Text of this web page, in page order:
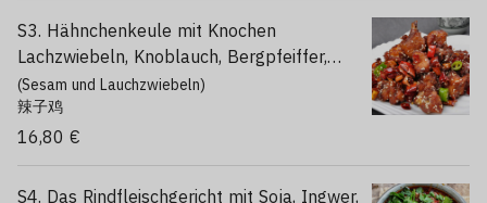
S3. Hähnchenkeule mit Knochen
Lachzwiebeln, Knoblauch, Bergpfeiffer,
trocken gebraten, scharf （1,2,3,4,a,c,k,j）
(Sesam und Lauchzwiebeln)
辣子鸡
16,80 €
S4. Das Rindfleischgericht mit Soja, Ingwer,